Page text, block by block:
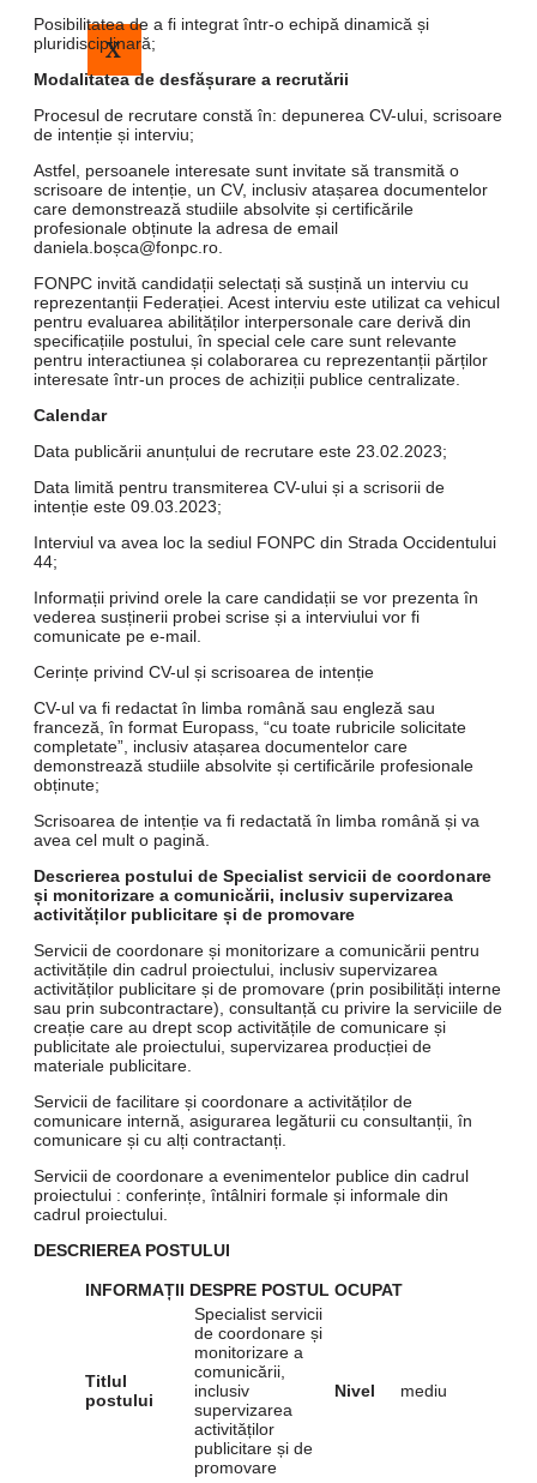
X
Posibilitatea de a fi integrat într-o echipă dinamică și
pluridisciplinară;
Modalitatea de desfășurare a recrutării
Procesul de recrutare constă în: depunerea CV-ului, scrisoare
de intenție și interviu;
Astfel, persoanele interesate sunt invitate să transmită o
scrisoare de intenție, un CV, inclusiv atașarea documentelor
care demonstrează studiile absolvite și certificările
profesionale obținute la adresa de email
daniela.boșca@fonpc.ro.
FONPC invită candidații selectați să susțină un interviu cu
reprezentanții Federației. Acest interviu este utilizat ca vehicul
pentru evaluarea abilităților interpersonale care derivă din
specificațiile postului, în special cele care sunt relevante
pentru interactiunea și colaborarea cu reprezentanții părților
interesate într-un proces de achiziții publice centralizate.
Calendar
Data publicării anunțului de recrutare este 23.02.2023;
Data limită pentru transmiterea CV-ului și a scrisorii de
intenție este 09.03.2023;
Interviul va avea loc la sediul FONPC din Strada Occidentului
44;
Informații privind orele la care candidații se vor prezenta în
vederea susținerii probei scrise și a interviului vor fi
comunicate pe e-mail.
Cerințe privind CV-ul și scrisoarea de intenție
CV-ul va fi redactat în limba română sau engleză sau
franceză, în format Europass, “cu toate rubricile solicitate
completate”, inclusiv atașarea documentelor care
demonstrează studiile absolvite și certificările profesionale
obținute;
Scrisoarea de intenție va fi redactată în limba română și va
avea cel mult o pagină.
Descrierea postului de Specialist servicii de coordonare
și monitorizare a comunicării, inclusiv supervizarea
activităților publicitare și de promovare
Servicii de coordonare și monitorizare a comunicării pentru
activitățile din cadrul proiectului, inclusiv supervizarea
activităților publicitare și de promovare (prin posibilități interne
sau prin subcontractare), consultanță cu privire la serviciile de
creație care au drept scop activitățile de comunicare și
publicitate ale proiectului, supervizarea producției de
materiale publicitare.
Servicii de facilitare și coordonare a activităților de
comunicare internă, asigurarea legăturii cu consultanții, în
comunicare și cu alți contractanți.
Servicii de coordonare a evenimentelor publice din cadrul
proiectului : conferințe, întâlniri formale și informale din
cadrul proiectului.
DESCRIEREA POSTULUI
INFORMAȚII DESPRE POSTUL OCUPAT
Titlul
postului
Specialist servicii
de coordonare și
monitorizare a
comunicării,
inclusiv
supervizarea
activităților
publicitare și de
promovare
Nivel mediu